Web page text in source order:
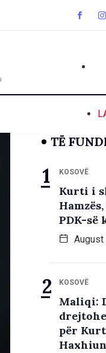
TË
KOSOVË
Kurti i
PDK-së
August
KOSOVË
Maliqi:
për